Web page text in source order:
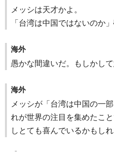
メッシは天才かよ。
「台湾は中国ではないのか
海外
愚かな間違いだ。もしかし
海外
メッシが「台湾は中国の一
れが世界の注目を集めたこ
しとても喜んでいるかもし